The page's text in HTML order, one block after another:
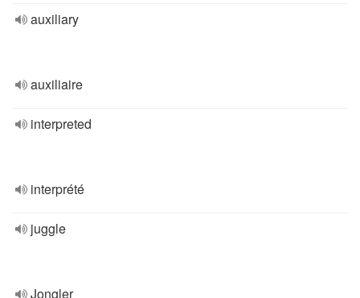
auxiliary
auxiliaire
interpreted
interprété
juggle
Jongler